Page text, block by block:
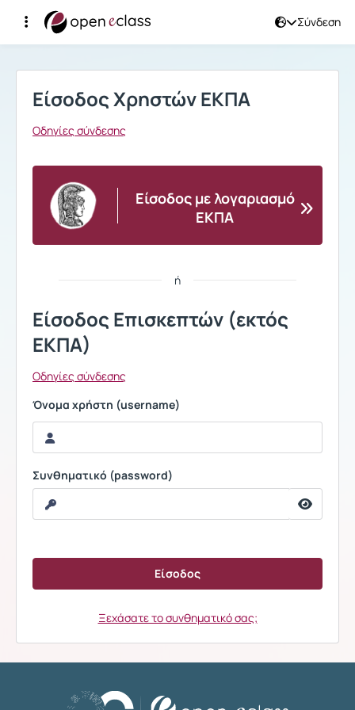
Σύνδεση
Σύνδεση
Είσοδος Χρηστών ΕΚΠΑ
Οδηγίες σύνδεσης
Είσοδος με λογαριασμό
ΕΚΠΑ
ή
Είσοδος Επισκεπτών (εκτός
ΕΚΠΑ)
Οδηγίες σύνδεσης
Όνομα χρήστη (username)
Συνθηματικό (password)
Ξεχάσατε το συνθηματικό σας;